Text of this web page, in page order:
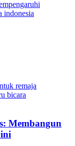
Membangun